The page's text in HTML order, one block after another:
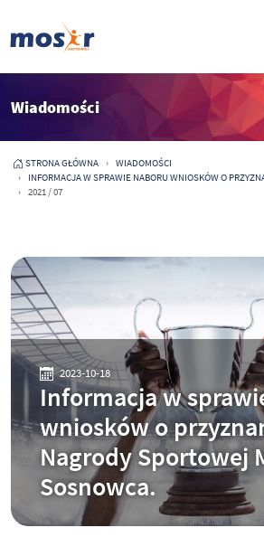
Wiadomości
STRONA GŁÓWNA
WIADOMOŚCI
INFORMACJA W SPRAWIE NABORU WNIOSKÓW O
2021 / 07
2023-10-18
Informacja w
wniosków o
Nagrody Sportowej
Sosnowca.